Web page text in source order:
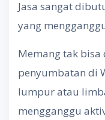
Jasa sangat
yang
Memang tak
penyumbatan di
lumpur atau
mengganggu